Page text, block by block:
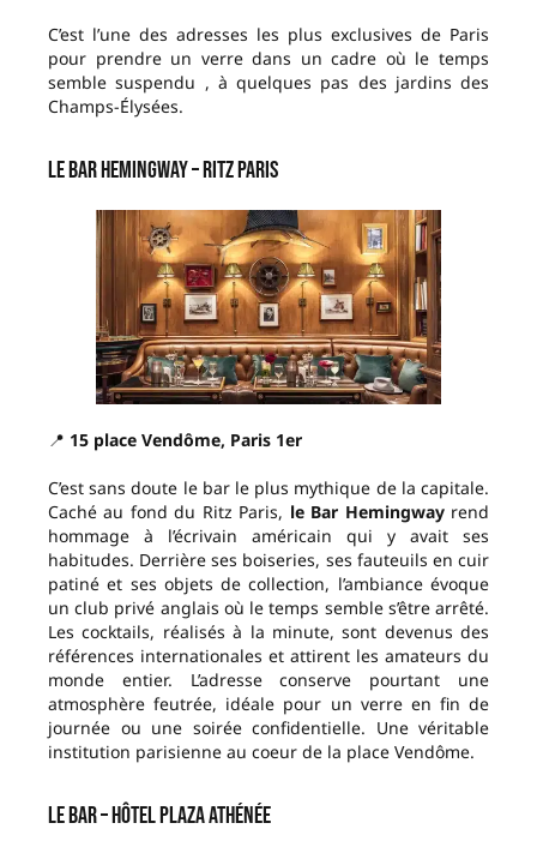
C’est l’une des adresses les plus exclusives de Paris
pour prendre un verre dans un cadre où le temps
semble suspendu , à quelques pas des jardins des
Champs-Élysées.
Le Bar Hemingway – Ritz Paris
📍 15 place Vendôme, Paris 1er
C’est sans doute le bar le plus mythique de la capitale.
Caché au fond du Ritz Paris, le Bar Hemingwayrend
hommage à l’écrivain américain qui y avait ses
habitudes. Derrière ses boiseries, ses fauteuils en cuir
patiné et ses objets de collection, l’ambiance évoque
un club privé anglais où le temps semble s’être arrêté.
Les cocktails, réalisés à la minute, sont devenus des
références internationales et attirent les amateurs du
monde entier. L’adresse conserve pourtant une
atmosphère feutrée, idéale pour un verre en fin de
journée ou une soirée confidentielle. Une véritable
institution parisienne au coeur de la place Vendôme.
Le Bar – Hôtel Plaza Athénée